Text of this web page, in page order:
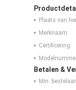
Plaats van
Merknaam:
Certificering:
Betalen &
Min.